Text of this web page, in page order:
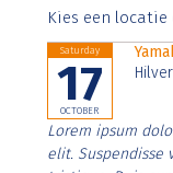
Aenean faucibus
Kies een
Saturday
17
OCTOBER
Lorem ipsum
elit. Suspendisse